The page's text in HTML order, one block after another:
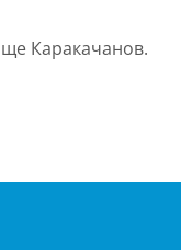
Каракачанов.